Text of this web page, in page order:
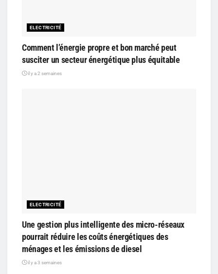
ELECTRICITÉ
Comment l’énergie propre et bon marché peut
susciter un secteur énergétique plus équitable
il y a 2 semaines
ELECTRICITÉ
Une gestion plus intelligente des micro-réseaux
pourrait réduire les coûts énergétiques des
ménages et les émissions de diesel
il y a 3 semaines